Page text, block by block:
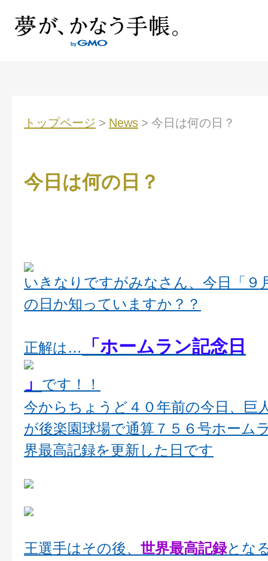
トップページ > News > 今日は何の日？
今日は何の日？
いきなりですがみなさん、今日「９
の日か知っていますか？？
正解は…
「ホームラン記念日
」
です！！
今からちょうど４０年前の今日、巨
が後楽園球場で通算７５６号ホーム
界最高記録を更新した日です
王選手はその後、 世界最高記録とな